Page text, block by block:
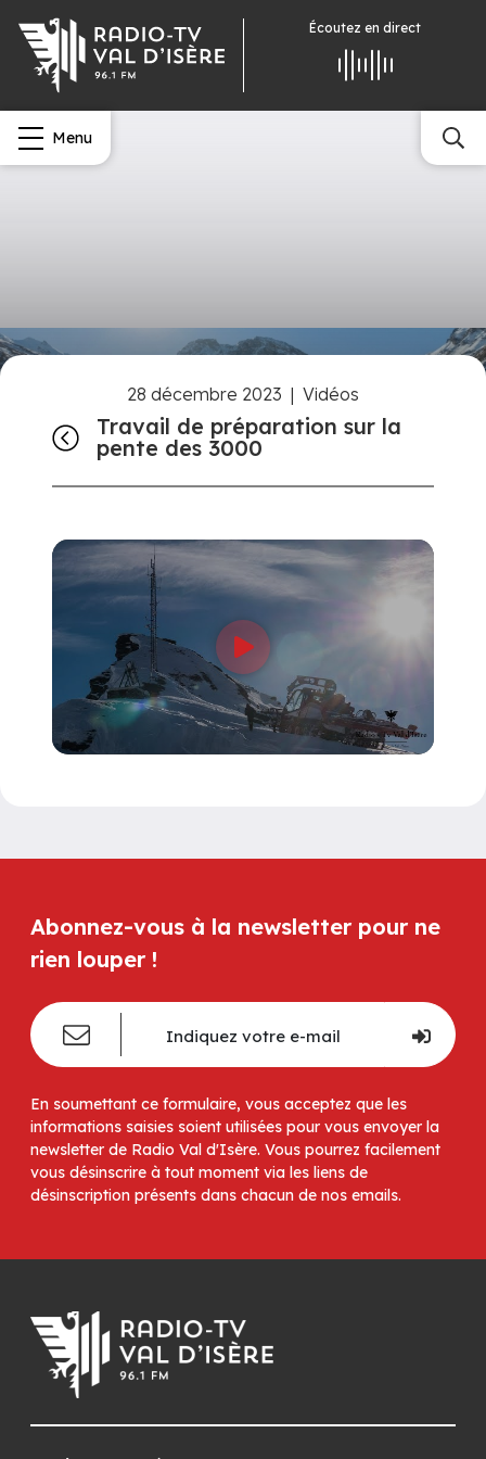
Écoutez en direct
Menu
28 décembre 2023 | Vidéos
Travail de préparation sur la
pente des 3000
Abonnez-vous à la newsletter pour ne
rien louper !
En soumettant ce formulaire, vous acceptez que les
informations saisies soient utilisées pour vous envoyer la
newsletter de Radio Val d'Isère. Vous pourrez facilement
vous désinscrire à tout moment via les liens de
désinscription présents dans chacun de nos emails.